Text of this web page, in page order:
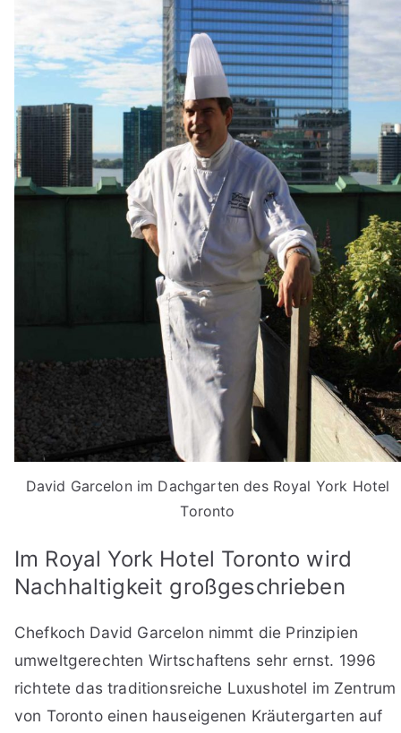
David Garcelon im Dachgarten des Royal York Hotel
Toronto
Im Royal York Hotel Toronto wird
Nachhaltigkeit großgeschrieben
Chefkoch David Garcelon nimmt die Prinzipien
umweltgerechten Wirtschaftens sehr ernst. 1996
richtete das traditionsreiche Luxushotel im Zentrum
von Toronto einen hauseigenen Kräutergarten auf